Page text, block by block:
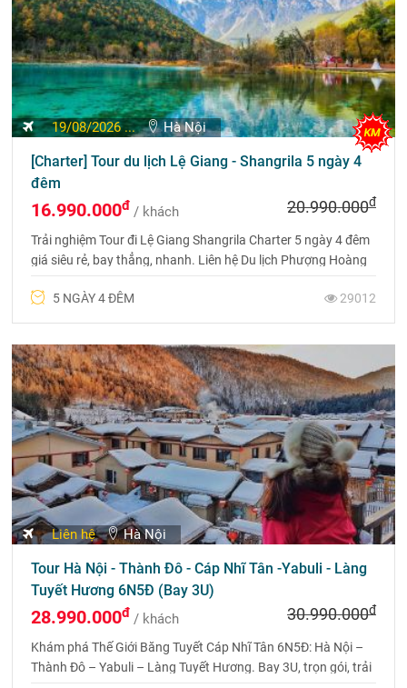
Du Lịch
Lệ Giang
Shangrila
Du Lịch
Cửu Trại
Câu
Tour Quý
Châu - Quý
Dương
Tour Tân
Cương
Tour Cáp
Nhĩ Tân
Tour Tây
Tạng
Xem lịch khởi hànhDu lịch Trung Quốc
DU LỊCH QUỐC TẾ
Du lịch quốc tế với nhiều danh lam thắng cảnh đẹp,
quyến rũ